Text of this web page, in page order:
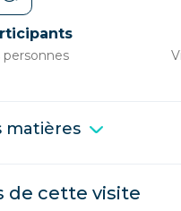
personnes
matières
de cette visite